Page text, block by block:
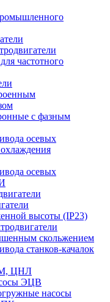
частотного
с фазным
осевых
осевых
высоты (IP23)
скольжением
станков-качалок
ЦНЛ
ЭЦВ
насосы